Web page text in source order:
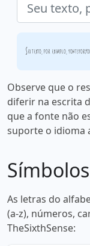
Seu texto, por exemplo,
Observe que o
diferir na escrita
que a fonte não
suporte o idioma
Símbolos
As letras do
(a-z), números,
TheSixthSense: